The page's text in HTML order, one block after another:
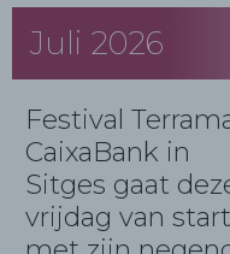
Juli 2026
Festival
CaixaBank in
Sitges gaat
vrijdag van start